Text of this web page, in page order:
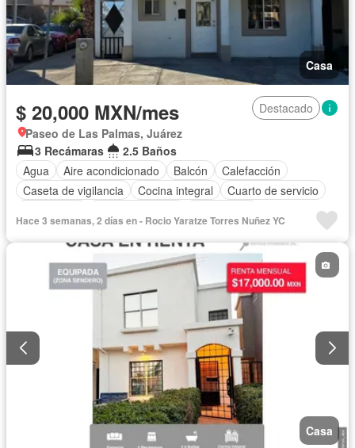
Casa
$ 20,000 MXN/mes
Destacado
Paseo de Las Palmas, Juárez
3 Recámaras
2.5 Baños
Agua
Aire acondicionado Balcón
Calefacción
Caseta de vigilancia
Cocina integral
Cuarto de servicio
Recámara con closet
Seguridad
Zonas verdes
Permite mascotas
Permite niños
Solo familias
Sin amueblar
Hace 3 semanas, 2 días en - Rocio Yaratze Torres Nuñez YC
Casa